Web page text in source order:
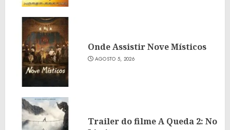
Onde Assistir Nove Místicos
AGOSTO 5, 2026
Trailer do filme A Queda 2: No